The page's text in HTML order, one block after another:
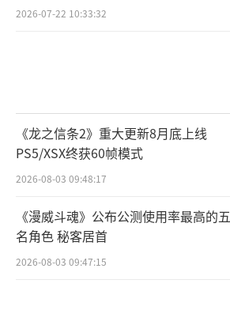
2026-07-22 10:33:32
《龙之信条2》重大更新8月底上线
PS5/XSX终获60帧模式
2026-08-03 09:48:17
《漫威斗魂》公布公测使用率最高的五
名角色 秘客居首
2026-08-03 09:47:15